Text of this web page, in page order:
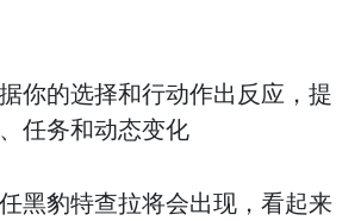
你的选择和行动作出反应，提
任务和动态变化
黑豹特查拉将会出现，看起来